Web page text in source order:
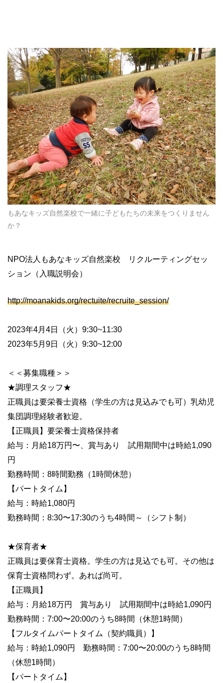
もあなキッズ自然楽校で一緒に子どもたちの未来をつくりません
か？
NPO法人もあなキッズ自然楽校 リクルーティングセッ
ション（入職説明会）
http://moanakids.org/rectuite/recruite_session/
2023年4月4日（火）9:30~11:30
2023年5月9日（火）9:30~12:00
＜＜募集職種＞＞
★調理スタッフ★
正職員は要栄養士資格（学生の方は見込みでも可）乳幼児
集団調理経験者歓迎。
【正職員】要栄養士資格保持者
給与：月給18万円〜、賞与あり 試用期間中は時給1,090
円
勤務時間：8時間勤務（1時間休憩）
【パートタイム】
給与：時給1,080円
勤務時間：8:30〜17:30のうち4時間～（シフト制）
★保育者★
正職員は要保育士資格。学生の方は見込でも可。その他は
保育士資格問わず。あれば尚可。
【正職員】
給与：月給18万円 賞与あり 試用期間中は時給1,090円
勤務時間：7:00〜20:00のうち8時間（休憩1時間）
【フルタイムパートタイム（契約職員）】
給与：時給1,090円 勤務時間：7:00〜20:00のうち8時間
（休憩1時間）
【パートタイム】